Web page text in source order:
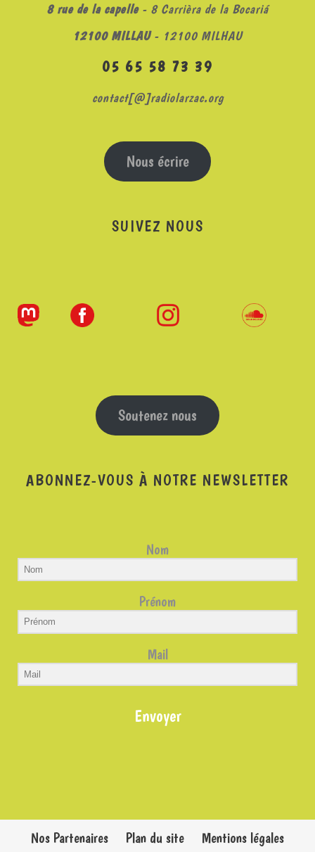
8 rue de la capelle- 8 Carrièra de la Bocariá
12100 MILLAU- 12100 MILHAU
05 65 58 73 39
contact[@]radiolarzac.org
Nous écrire
SUIVEZ NOUS
Soutenez nous
ABONNEZ-VOUS À NOTRE NEWSLETTER
Nom
Prénom
Mail
Envoyer
Nos Partenaires Plan du site Mentions légales